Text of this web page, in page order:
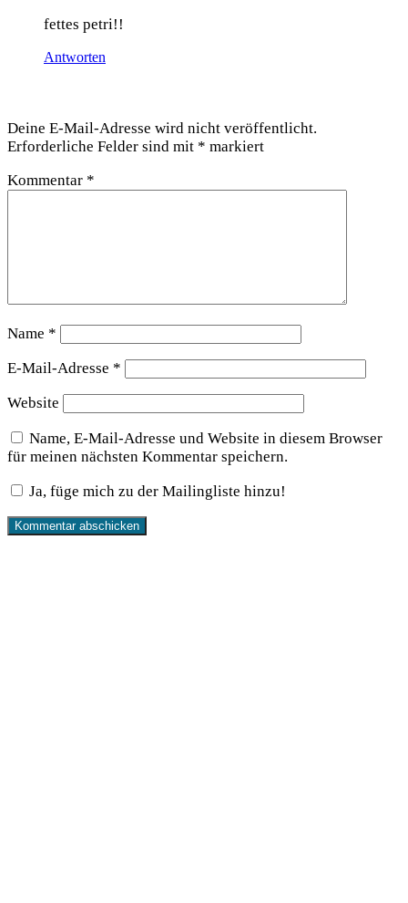
fet­tes petri!!
Antworten
Deine E-Mail-Adresse wird nicht veröffentlicht.
Erforderliche Felder sind mit * markiert
Kommentar *
Name *
E-Mail-Adresse *
Website
Name, E-Mail-Adresse und Website in diesem Browser
für meinen nächsten Kommentar speichern.
Ja, füge mich zu der Mailingliste hinzu!